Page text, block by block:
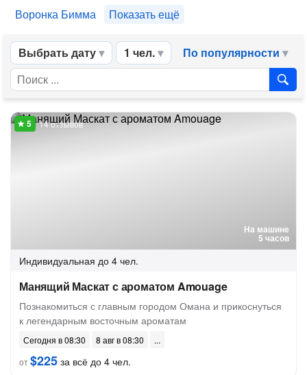
Воронка Бимма
Показать ещё
Выбрать дату 1 чел. По популярности
На машине
5 часов
14 отзывов
Индивидуальная до 4 чел.
Манящий Маскат с ароматом Amouage
Познакомиться с главным городом Омана и прикоснуться
к легендарным восточным ароматам
Сегодня в 08:30
8 авг в 08:30
от$225 за всё до 4 чел.